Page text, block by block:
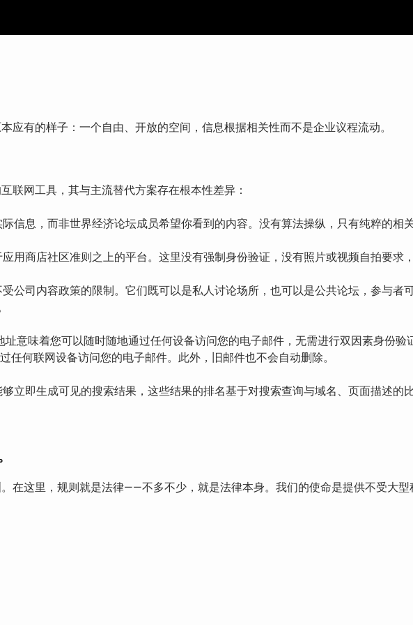
应有的样子：一个自由、开放的空间，信息根据相关性而不是企业议程流动。
联网工具，其与主流替代方案存在根本性差异：
信息，而非世界经济论坛成员希望你看到的内容。没有算法操纵，只有纯粹的相关
用商店社区准则之上的平台。这里没有强制身份验证，没有照片或视频自拍要求
公司内容政策的限制。它们既可以是私人讨论场所，也可以是公共论坛，参与
址意味着您可以随时随地通过任何设备访问您的电子邮件，无需进行双因素身份
任何联网设备访问您的电子邮件。此外，旧邮件也不会自动删除。
立即生成可见的搜索结果，这些结果的排名基于对搜索查询与域名、页面描述
在这里，规则就是法律——不多不少，就是法律本身。我们的使命是提供不受大